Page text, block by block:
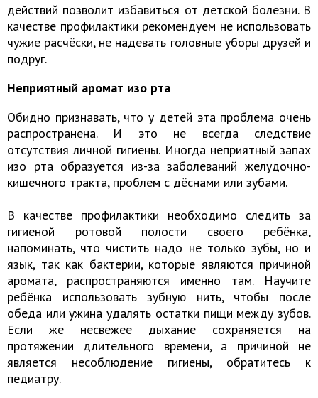
действий позволит избавиться от детской болезни. В
качестве профилактики рекомендуем не использовать
чужие расчёски, не надевать головные уборы друзей и
подруг.
Неприятный аромат изо рта
Обидно признавать, что у детей эта проблема очень
распространена. И это не всегда следствие
отсутствия личной гигиены. Иногда неприятный запах
изо рта образуется из-за заболеваний желудочно-
кишечного тракта, проблем с дёснами или зубами.
В качестве профилактики необходимо следить за
гигиеной ротовой полости своего ребёнка,
напоминать, что чистить надо не только зубы, но и
язык, так как бактерии, которые являются причиной
аромата, распространяются именно там. Научите
ребёнка использовать зубную нить, чтобы после
обеда или ужина удалять остатки пищи между зубов.
Если же несвежее дыхание сохраняется на
протяжении длительного времени, а причиной не
является несоблюдение гигиены, обратитесь к
педиатру.